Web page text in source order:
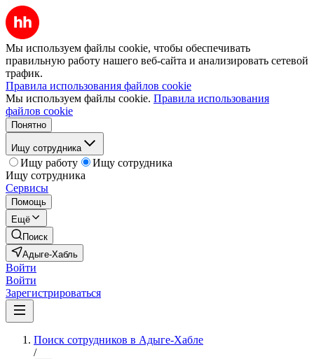
Мы используем файлы cookie, чтобы обеспечивать
правильную работу нашего веб-сайта и анализировать сетевой
трафик.
Правила использования файлов cookie
Мы используем файлы cookie. Правила использования
файлов cookie
Понятно
Ищу сотрудника
Ищу работу
Ищу сотрудника
Ищу сотрудника
Сервисы
Помощь
Ещё
Поиск
Адыге-Хабль
Войти
Войти
Зарегистрироваться
Поиск сотрудников в Адыге-Хабле
/